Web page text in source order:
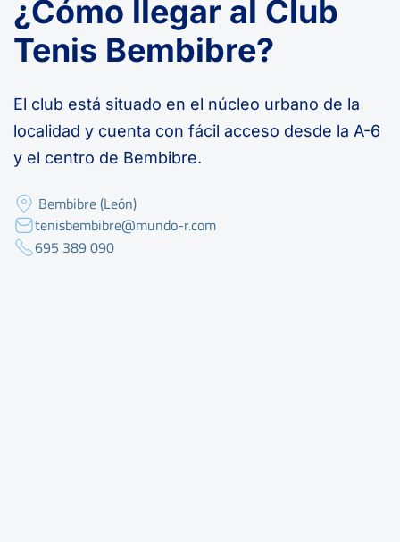
¿Cómo llegar al Club
Tenis Bembibre?
El club está situado en el núcleo urbano de la
localidad y cuenta con fácil acceso desde la A-6
y el centro de Bembibre.
Bembibre (León)
tenisbembibre@mundo-r.com
695 389 090